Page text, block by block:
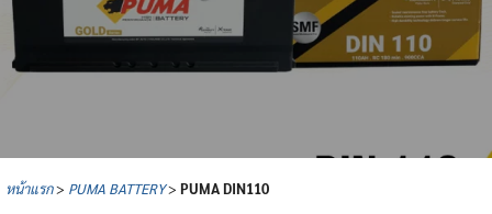
จำหน่าย
บเรา
หน้าแรก> PUMA BATTERY> PUMADIN110